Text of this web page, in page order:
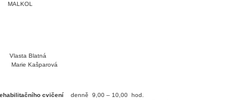
Vlasta Blatná
Marie Kašparová
cvičení denně 9,00 – 10,00 hod.